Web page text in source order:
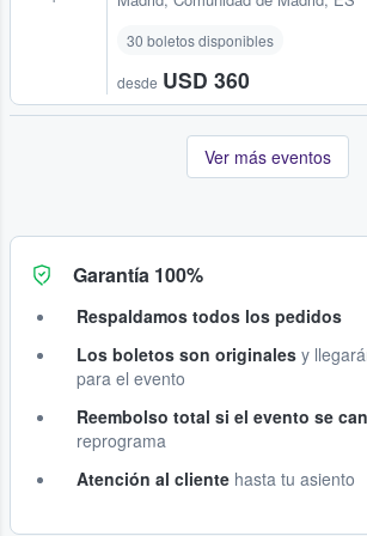
30 boletos disponibles
desde USD 360
Ver más eventos
Garantía 100%
Respaldamos todos los pedidos
Los boletos son originales y
para el evento
Reembolso total si el evento se
reprograma
Atención al cliente hasta tu asiento